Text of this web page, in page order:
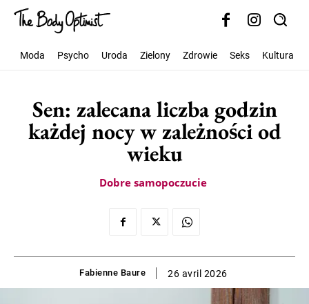
Moda Psycho Uroda Zielony Zdrowie Seks Kultura
Sen: zalecana liczba godzin
każdej nocy w zależności od
wieku
Dobre samopoczucie
Fabienne Baure 26 avril 2026